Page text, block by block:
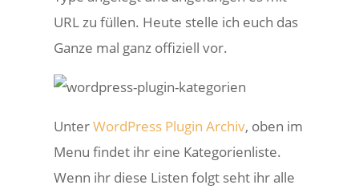
URL zu füllen. Heute stelle ich euch das
Ganze mal ganz offiziell vor.
UnterWordPress Plugin Archiv, oben im
Menu findet ihr eine Kategorienliste.
Wenn ihr diese Listen folgt seht ihr alle